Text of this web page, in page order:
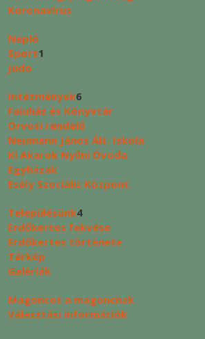
Koronavírus
Napló
Sport1
Judo
Intézmények6
Faluház és Könyvtár
Orvosi rendelő
Neumann János Ált. Iskola
Ki Akarok Nyílni Óvoda
Egyházak
Esély Szociális Központ
Településünk4
Erdőkertes fekvése
Erdőkertes története
Térkép
Galériák
Magoncot a magoncnak
Választási információk